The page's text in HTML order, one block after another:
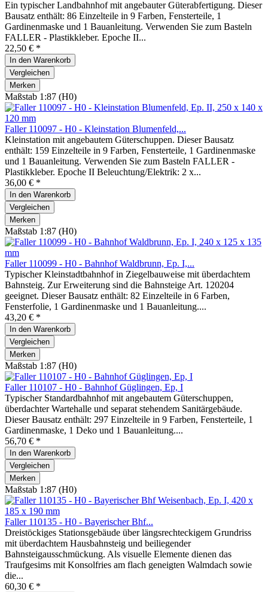
Ein typischer Landbahnhof mit angebauter Güterabfertigung. Dieser
Bausatz enthält: 86 Einzelteile in 9 Farben, Fensterteile, 1
Gardinenmaske und 1 Bauanleitung. Verwenden Sie zum Basteln
FALLER - Plastikkleber. Epoche II...
22,50 € *
In den Warenkorb
Vergleichen
Merken
Maßstab 1:87 (H0)
Faller 110097 - H0 - Kleinstation Blumenfeld,...
Kleinstation mit angebautem Güterschuppen. Dieser Bausatz
enthält: 159 Einzelteile in 9 Farben, Fensterteile, 1 Gardinenmaske
und 1 Bauanleitung. Verwenden Sie zum Basteln FALLER -
Plastikkleber. Epoche II Beleuchtung/Elektrik: 2 x...
36,00 € *
In den Warenkorb
Vergleichen
Merken
Maßstab 1:87 (H0)
Faller 110099 - H0 - Bahnhof Waldbrunn, Ep. I,...
Typischer Kleinstadtbahnhof in Ziegelbauweise mit überdachtem
Bahnsteig. Zur Erweiterung sind die Bahnsteige Art. 120204
geeignet. Dieser Bausatz enthält: 82 Einzelteile in 6 Farben,
Fensterfolie, 1 Gardinenmaske und 1 Bauanleitung....
43,20 € *
In den Warenkorb
Vergleichen
Merken
Maßstab 1:87 (H0)
Faller 110107 - H0 - Bahnhof Güglingen, Ep, I
Typischer Standardbahnhof mit angebautem Güter­schuppen,
überdachter Wartehalle und sepa­rat stehendem Sanitär­gebäude.
Dieser Bausatz enthält: 297 Einzelteile in 9 Farben, Fensterteile, 1
Gardinenmaske, 1 Deko und 1 Bauanleitung....
56,70 € *
In den Warenkorb
Vergleichen
Merken
Maßstab 1:87 (H0)
Faller 110135 - H0 - Bayerischer Bhf...
Dreistöckiges Stationsgebäude über längsrechteckigem Grundriss
mit überdachtem Hausbahnsteig und beiliegender
Bahnsteigausschmückung. Als visuelle Elemente dienen das
Traufgesims mit Konsolfries am flach geneigten Walmdach sowie
die...
60,30 € *